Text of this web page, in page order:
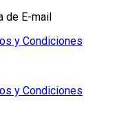
de E-mail
y Condiciones
y Condiciones